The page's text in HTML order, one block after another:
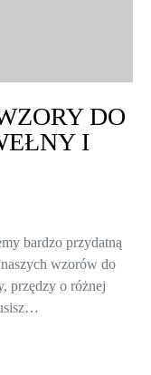
DO
I
bardzo przydatną
wzorów do
przędzy o różnej